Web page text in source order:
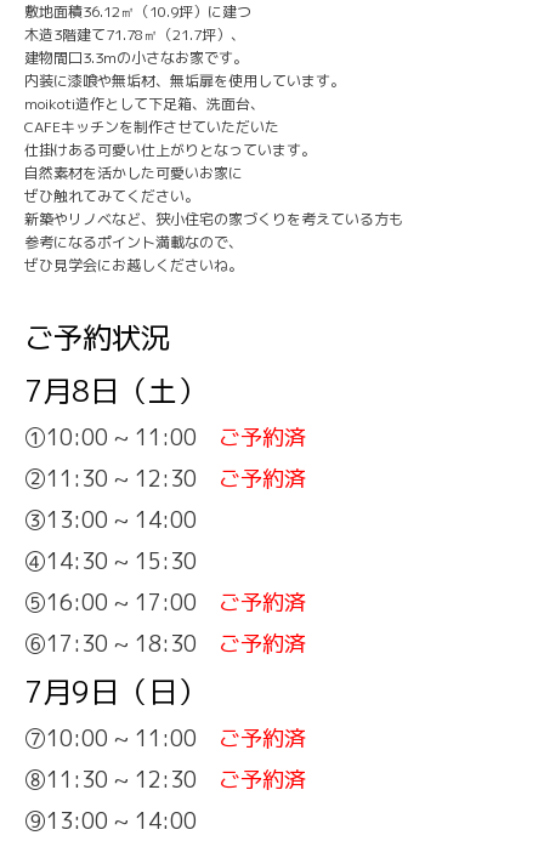
敷地面積36.12㎡（10.9坪）に建つ
木造3階建て71.78㎡（21.7坪）、
建物間口3.3mの小さなお家です。
内装に漆喰や無垢材、無垢扉を使用しています。
moikoti造作として下足箱、洗面台、
CAFEキッチンを制作させていただいた
仕掛けある可愛い仕上がりとなっています。
自然素材を活かした可愛いお家に
ぜひ触れてみてください。
新築やリノベなど、狭小住宅の家づくりを考えている方も
参考になるポイント満載なので、
ぜひ見学会にお越しくださいね。
ご予約状況
7月8日（土）
①10:00 ~ 11:00 ご予約済
②11:30 ~ 12:30 ご予約済
③13:00 ~ 14:00
④14:30 ~ 15:30
⑤16:00 ~ 17:00 ご予約済
⑥17:30 ~ 18:30 ご予約済
7月9日（日）
⑦10:00 ~ 11:00 ご予約済
⑧11:30 ~ 12:30 ご予約済
⑨13:00 ~ 14:00